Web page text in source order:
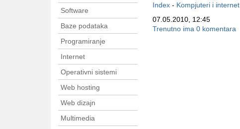
Index - Kompjuteri i internet
07.05.2010, 12:45
Trenutno ima 0 komentara
Software
Baze podataka
Programiranje
Internet
Operativni sistemi
Web hosting
Web dizajn
Multimedia